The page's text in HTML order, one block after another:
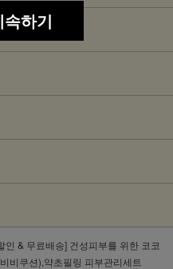
인 & 무료배송] 건성피부를 위한 코코
비쿠션),약초필링 피부관리세트
하기